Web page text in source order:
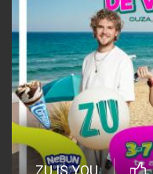
ZU IS YOU